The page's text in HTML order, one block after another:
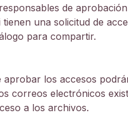
de
tienen una solicitud de
para compartir.
aprobar los accesos
correos electrónicos
a los archivos.